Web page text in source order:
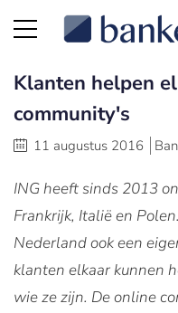
Klanten helpen
community's
11 augustus 2016
ING heeft sinds 2013
Frankrijk, Italië en
Nederland ook een
klanten elkaar kunnen
wie ze zijn. De online